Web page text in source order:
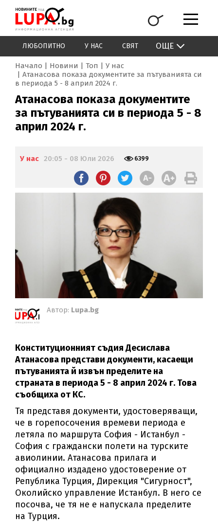
ЛЮБОПИТНО У НАС СВЯТ ОЩЕ
Начало Новини Топ
У нас
Атанасова показа документите за пътуванията си
в периода 5 - 8 април 2024 г.
Атанасова показа документите
за пътуванията си в периода 5 - 8
април 2024 г.
У нас 20:05 - 08 Юли 2026 6399
Автор: Lupa.bg
Конституционният съдия Десислава
Атанасова представи документи, касаещи
пътуванията й извън пределите на
страната в периода 5 - 8 април 2024 г. Това
съобщиха от КС.
Тя представя документи, удостоверяващи,
че в горепосочения времеви периода е
летяла по маршрута София - Истанбул -
София с граждански полети на турските
авиолинии. Атанасова прилага и
официално издадено удостоверение от
Република Турция, Дирекция "Сигурност",
Околийско управление Истанбул. В него се
посочва, че тя не е напускала пределите
на Турция.